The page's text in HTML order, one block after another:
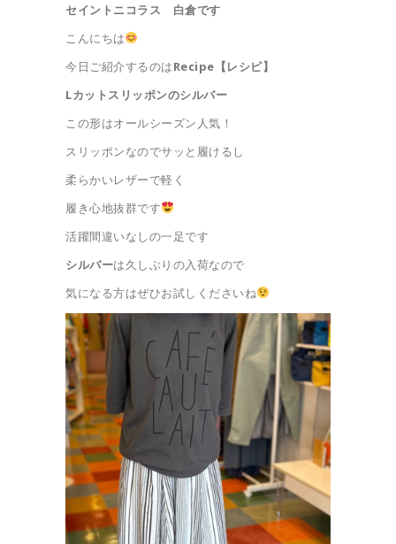
セイントニコラス 白倉です
こんにちは
今日ご紹介するのはRecipe【レシピ】
Lカットスリッポンのシルバー
この形はオールシーズン人気！
スリッポンなのでサッと履けるし
柔らかいレザーで軽く
履き心地抜群です
活躍間違いなしの一足です
シルバーは久しぶりの入荷なので
気になる方はぜひお試しくださいね